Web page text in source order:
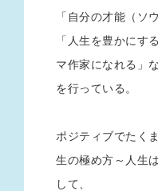
「自分の才能（ソ
「人生を豊かにす
マ作家になれる」
を行っている。
ポジティブでたく
生の極め方～人生
して、